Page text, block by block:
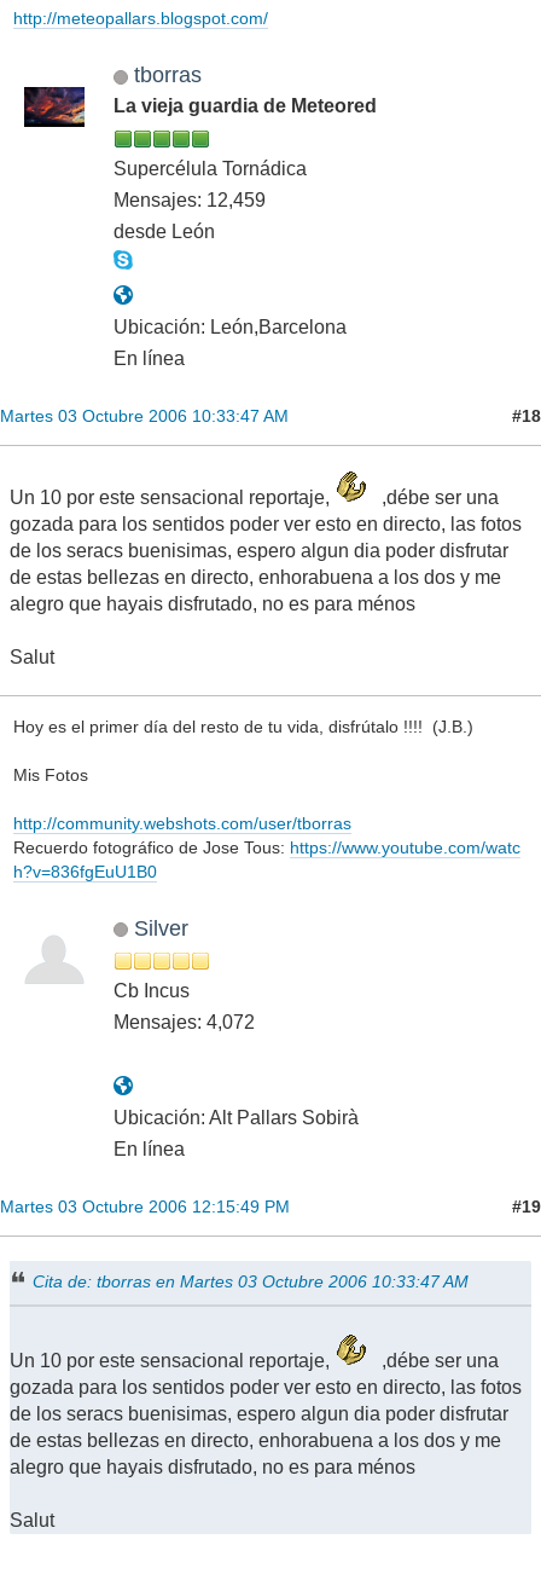
http://meteopallars.blogspot.com/
tborras
La vieja guardia de Meteored
Supercélula Tornádica
Mensajes: 12,459
desde León
Ubicación: León,Barcelona
En línea
Martes 03 Octubre 2006 10:33:47 AM #18
Un 10 por este sensacional reportaje,
,débe ser una
gozada para los sentidos poder ver esto en directo, las fotos
de los seracs buenisimas, espero algun dia poder disfrutar
de estas bellezas en directo, enhorabuena a los dos y me
alegro que hayais disfrutado, no es para ménos
Salut
Hoy es el primer día del resto de tu vida, disfrútalo !!!! (J.B.)
Mis Fotos
http://community.webshots.com/user/tborras
Recuerdo fotográfico de Jose Tous: https://www.youtube.com/watc
h?v=836fgEuU1B0
Silver
Cb Incus
Mensajes: 4,072
Ubicación: Alt Pallars Sobirà
En línea
Martes 03 Octubre 2006 12:15:49 PM #19
Cita de: tborras en Martes 03 Octubre 2006 10:33:47 AM
Un 10 por este sensacional reportaje,
,débe ser una
gozada para los sentidos poder ver esto en directo, las fotos
de los seracs buenisimas, espero algun dia poder disfrutar
de estas bellezas en directo, enhorabuena a los dos y me
alegro que hayais disfrutado, no es para ménos
Salut